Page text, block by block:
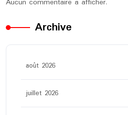
Aucun commentaire à afficher.
Archive
août 2026
juillet 2026